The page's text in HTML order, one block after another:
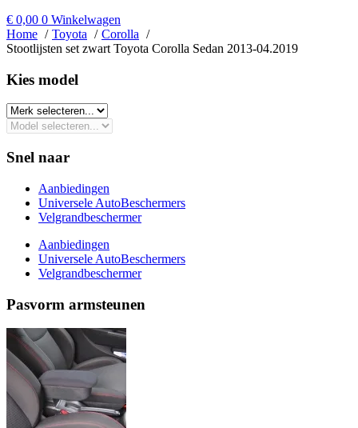
€ 0,00 0 Winkelwagen
Home
Toyota
Corolla
Stootlijsten set zwart Toyota Corolla Sedan 2013-04.2019
Kies model​
Snel naar
Aanbiedingen
Universele AutoBeschermers
Velgrandbeschermer
Aanbiedingen
Universele AutoBeschermers
Velgrandbeschermer
Pasvorm armsteunen